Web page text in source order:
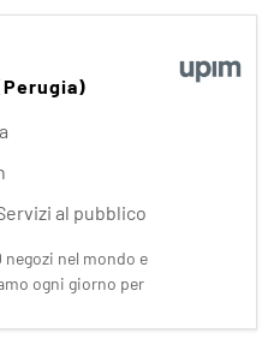
al pubblico
nel mondo e
ogni giorno per
il bello
differenza per i